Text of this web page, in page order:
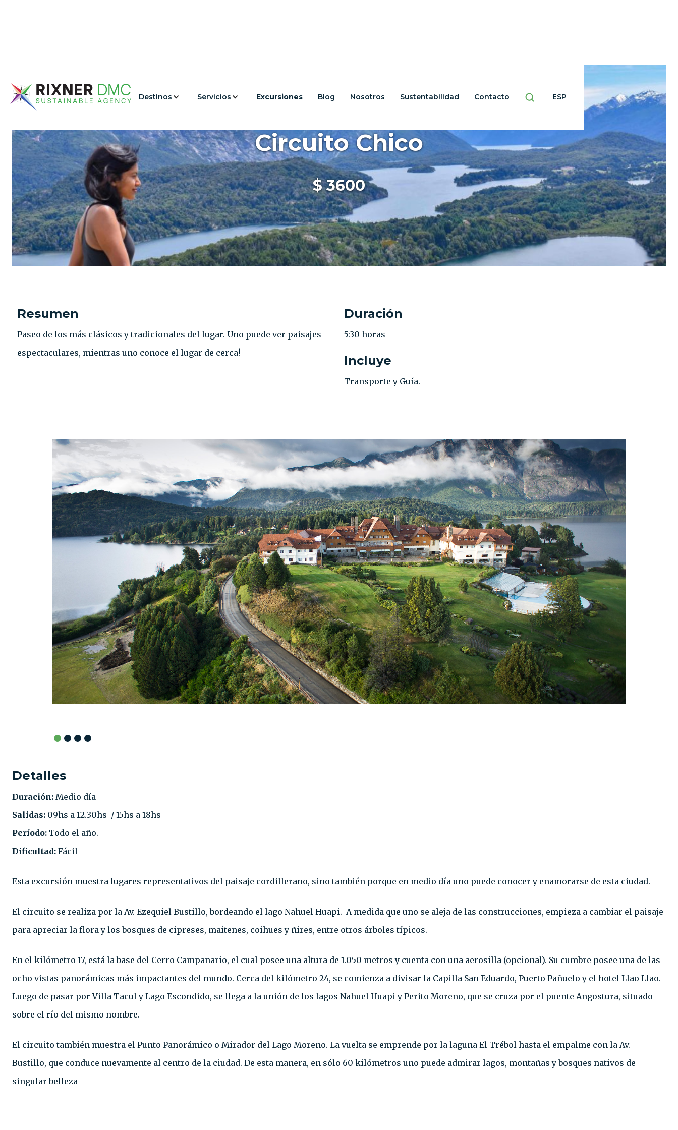
Destinos Servicios Excursiones Blog Nosotros Sustentabilidad Contacto ESP
Circuito Chico
$3600
Resumen
Paseo de los más clásicos y tradicionales del lugar. Uno puede ver paisajes
espectaculares, mientras uno conoce el lugar de cerca!
Duración
5:30 horas
Incluye
Transporte y Guía.
Detalles
Duración: Medio día
Salidas: 09hs a 12.30hs / 15hs a 18hs
Período: Todo el año.
Dificultad: Fácil
Esta excursión muestra lugares representativos del paisaje cordillerano, sino también porque en medio día uno puede conocer y enamorarse de esta ciudad.
El circuito se realiza por la Av. Ezequiel Bustillo, bordeando el lago Nahuel Huapi. A medida que uno se aleja de las construcciones, empieza a cambiar el paisaje
para apreciar la flora y los bosques de cipreses, maitenes, coihues y ñires, entre otros árboles típicos.
En el kilómetro 17, está la base del Cerro Campanario, el cual posee una altura de 1.050 metros y cuenta con una aerosilla (opcional). Su cumbre posee una de las
ocho vistas panorámicas más impactantes del mundo. Cerca del kilómetro 24, se comienza a divisar la Capilla San Eduardo, Puerto Pañuelo y el hotel Llao Llao.
Luego de pasar por Villa Tacul y Lago Escondido, se llega a la unión de los lagos Nahuel Huapi y Perito Moreno, que se cruza por el puente Angostura, situado
sobre el río del mismo nombre.
El circuito también muestra el Punto Panorámico o Mirador del Lago Moreno. La vuelta se emprende por la laguna El Trébol hasta el empalme con la Av.
Bustillo, que conduce nuevamente al centro de la ciudad. De esta manera, en sólo 60 kilómetros uno puede admirar lagos, montañas y bosques nativos de
singular belleza